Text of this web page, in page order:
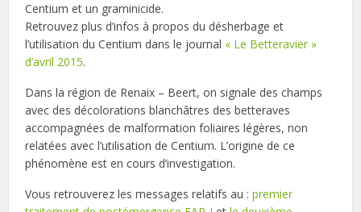
Centium et un graminicide.
Retrouvez plus d’infos à propos du désherbage et
l’utilisation du Centium dans le journal « Le Betteravier »
d’avril 2015.
Dans la région de Renaix – Beert, on signale des champs
avec des décolorations blanchâtres des betteraves
accompagnées de malformation foliaires légères, non
relatées avec l’utilisation de Centium. L’origine de ce
phénomène est en cours d’investigation.
Vous retrouverez les messages relatifs au :premier